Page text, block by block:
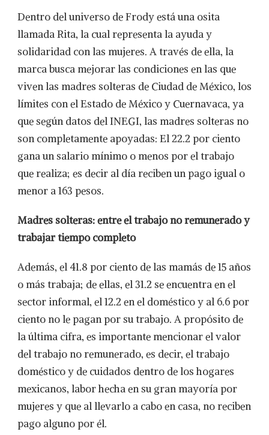
Dentro del universo de Frody está una osita
llamada Rita, la cual representa la ayuda y
solidaridad con las mujeres. A través de ella, la
marca busca mejorar las condiciones en las que
viven las madres solteras de Ciudad de México, los
límites con el Estado de México y Cuernavaca, ya
que según datos del INEGI, las madres solteras no
son completamente apoyadas: El 22.2 por ciento
gana un salario mínimo o menos por el trabajo
que realiza; es decir al día reciben un pago igual o
menor a 163 pesos.
Madres solteras: entre el trabajo no remunerado y
trabajar tiempo completo
Además, el 41.8 por ciento de las mamás de 15 años
o más trabaja; de ellas, el 31.2 se encuentra en el
sector informal, el 12.2 en el doméstico y al 6.6 por
ciento no le pagan por su trabajo. A propósito de
la última cifra, es importante mencionar el valor
del trabajo no remunerado, es decir, el trabajo
doméstico y de cuidados dentro de los hogares
mexicanos, labor hecha en su gran mayoría por
mujeres y que al llevarlo a cabo en casa, no reciben
pago alguno por él.